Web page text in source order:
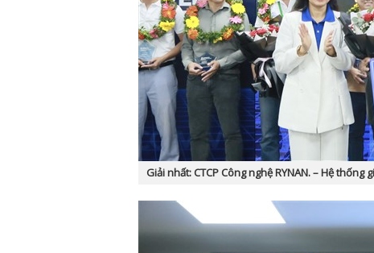
Giải nhất: CTCP Công nghệ RYNAN. – Hệ